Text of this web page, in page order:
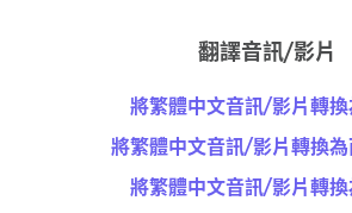
翻譯音訊/影片
將繁體中文音訊/影片轉
將繁體中文音訊/影片轉換
將繁體中文音訊/影片轉